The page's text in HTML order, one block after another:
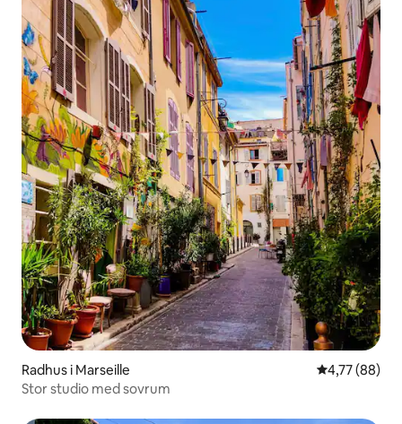
Radhus i Marseille 4,77 av 5 i
4,77 (88)
Stor studio med sovrum